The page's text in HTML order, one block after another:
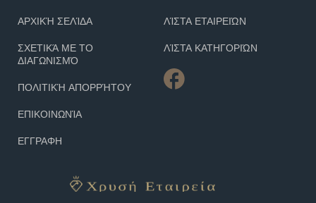
ΑΡΧΙΚΉ ΣΕΛΊΔΑ
ΣΧΕΤΙΚΆ ΜΕ ΤΟ
ΔΙΑΓΩΝΙΣΜΌ
ΠΟΛΙΤΙΚΉ ΑΠΟΡΡΉΤΟΥ
ΕΠΙΚΟΙΝΩΝΊΑ
ΕΓΓΡΑΦΗ
ΛΊΣΤΑ ΕΤΑΙΡΕΙΏΝ
ΛΊΣΤΑ ΚΑΤΗΓΟΡΙΏΝ